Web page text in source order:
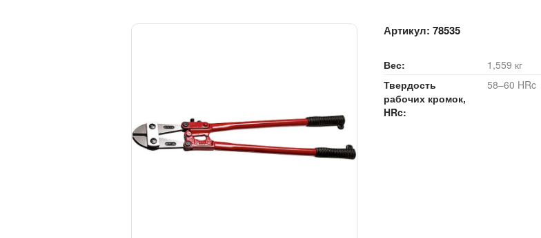
Артикул:78535
Вес:
1,559 кг
Твердость
рабочих кромок,
HRc:
58–60 HRc